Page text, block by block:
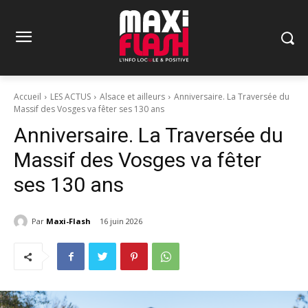
Accueil LES ACTUS Alsace et ailleurs
Anniversaire. La Traversée du
Massif des Vosges va fêter ses 130 ans
Anniversaire. La Traversée du
Massif des Vosges va fêter
ses 130 ans
Par Maxi-Flash 16 juin 2026